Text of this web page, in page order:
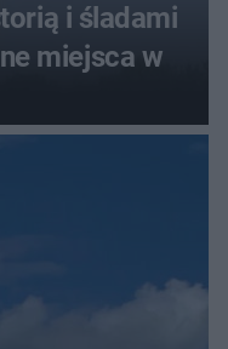
i śladami
miejsca w